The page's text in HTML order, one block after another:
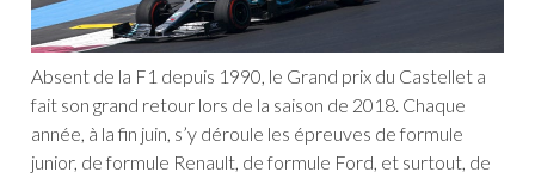
Absent de la F1 depuis 1990, le Grand prix du Castellet a
fait son grand retour lors de la saison de 2018. Chaque
année, à la fin juin, s’y déroule les épreuves de formule
junior, de formule Renault, de formule Ford, et surtout, de